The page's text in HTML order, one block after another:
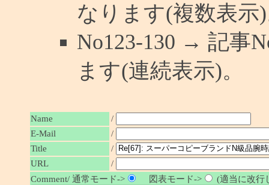
なります(複数表示
No123-130 → 記事
ます(連続表示)。
Name
/
E-Mail
/
Title
/
URL
/
Comment/ 通常モード->
図表モード-> (適当に改行